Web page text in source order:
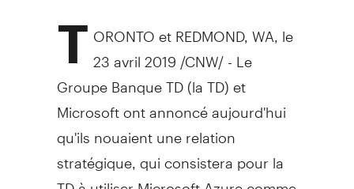
T ORONTOetREDMOND, WA , le
23 avril 2019 /CNW/ -Le
Groupe Banque TD(la TD) et
Microsoft ont annoncé aujourd'hui
qu'ils nouaient une relation
stratégique, qui consistera pour la
TD à utiliser Microsoft Azure comme